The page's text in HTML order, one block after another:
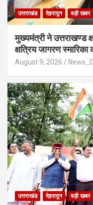
उत्तराखंड देहरादून बड़ी खबर
मुख्यमंत्री ने उत्तराखण्ड
क्षत्रिय जागरण स्मारिका
August 9, 2026
उत्तराखंड देहरादून बड़ी खबर